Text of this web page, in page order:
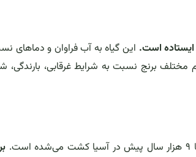
ایستاده است. این گیاه به آب فراوان و دماهای
مختلف برنج نسبت به شرایط غرقابی، بارندگی،